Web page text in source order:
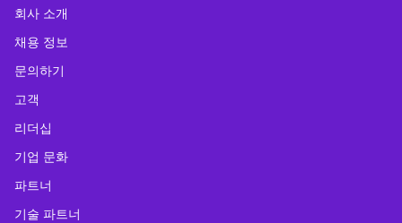
회사 소개
채용 정보
문의하기
고객
리더십
기업 문화
파트너
기술 파트너